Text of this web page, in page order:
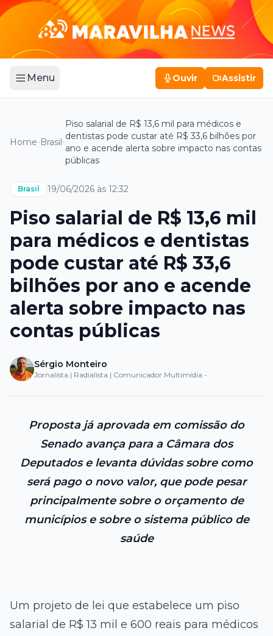
Menu Ouvir Assistir
Home Brasil
Piso salarial de R$ 13,6 mil para médicos e
dentistas pode custar até R$ 33,6 bilhões por
ano e acende alerta sobre impacto nas contas
públicas
Brasil 19/06/2026 às 12:32
Piso salarial de R$ 13,6 mil
para médicos e dentistas
pode custar até R$ 33,6
bilhões por ano e acende
alerta sobre impacto nas
contas públicas
Sérgio Monteiro
Jornalista | Radialista | Comunicador Multimídia -
Proposta já aprovada em comissão do
Senado avança para a Câmara dos
Deputados e levanta dúvidas sobre como
será pago o novo valor, que pode pesar
principalmente sobre o orçamento de
municípios e sobre o sistema público de
saúde
Um projeto de lei que estabelece um piso
salarial de R$ 13 mil e 600 reais para médicos